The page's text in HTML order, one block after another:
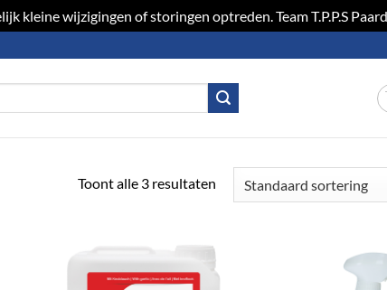
kleine wijzigingen of storingen optreden. Team T.P.P.S
Toont alle 3 resultaten